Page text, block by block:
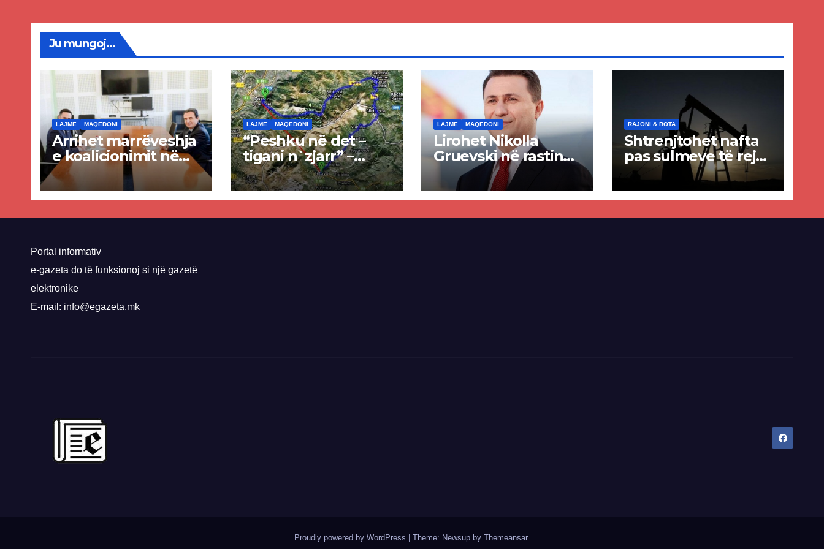
Ju mungoj...
LAJME MAQEDONI
Arrihet marrëveshja
e koalicionimit në
parim mes Kurtit
dhe Abdixhikut
LAJME MAQEDONI
“Peshku në det –
tigani n`zjarr” –
Ende pa u kryer
projekti i tunelit,
komuna e Tetovës
nis punimet për
LAJME MAQEDONI
Lirohet Nikolla
Gruevski në rastin
“Talir 2”, gjykata
rrëzon akuzat për
ndërtimin e
paligjshëm të selisë
RAJONI & BOTA
Shtrenjtohet nafta
pas sulmeve të reja
SHBA–Iran
Portal informativ
e-gazeta do të funksionoj si një gazetë
elektronike
E-mail: info@egazeta.mk
Proudly powered by WordPress Theme: Newsup by Themeansar.